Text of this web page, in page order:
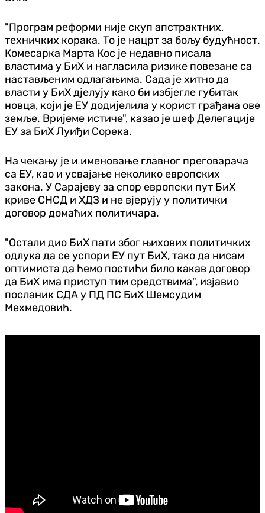
"Програм реформи није скуп апстрактних,
техничких корака. То је нацрт за бољу будућност.
Комесарка Марта Кос је недавно писала
властима у БиХ и нагласила ризике повезане са
настављеним одлагањима. Сада је хитно да
власти у БиХ дјелују како би избјегле губитак
новца, који је ЕУ додијелила у корист грађана ове
земље. Вријеме истиче", казао је шеф Делегације
ЕУ за БиХ Луиђи Сорека.
На чекању је и именовање главног преговарача
са ЕУ, као и усвајање неколико европских
закона. У Сарајеву за спор европски пут БиХ
криве СНСД и ХДЗ и не вјерују у политички
договор домаћих политичара.
"Остали дио БиХ пати због њихових политичких
одлука да се успори ЕУ пут БиХ, тако да нисам
оптимиста да ћемо постићи било какав договор
да БиХ има приступ тим средствима", изјавио
посланик СДА у ПД ПС БиХ Шемсудим
Мехмедовић.